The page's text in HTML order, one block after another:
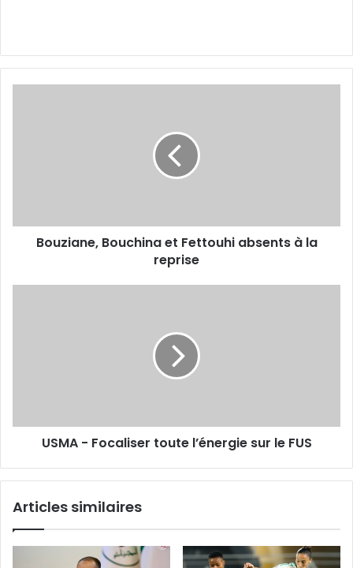
Bouziane, Bouchina et Fettouhi absents à la
reprise
USMA - Focaliser toute l’énergie sur le FUS
Articles similaires